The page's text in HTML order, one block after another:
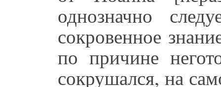
однозначно
сокровенное
по причине
сокрушался, на